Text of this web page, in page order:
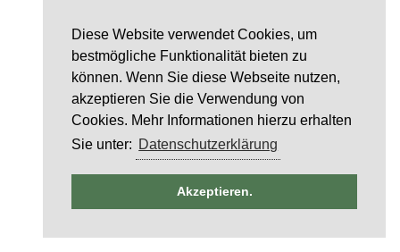
Diese Website verwendet Cookies, um
bestmögliche Funktionalität bieten zu
können. Wenn Sie diese Webseite nutzen,
akzeptieren Sie die Verwendung von
Cookies. Mehr Informationen hierzu erhalten
Sie unter: Datenschutzerklärung
Akzeptieren.